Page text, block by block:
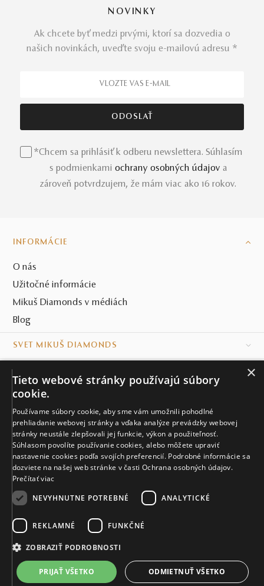
2 723 €
Vyrobíme a doručíme do 21 dní
VIAC INFO
NOVINKY
Ak chcete byť medzi prvými, ktorí sa dozvedia o
našich novinkách, uveďte svoju e-mailovú adresu *
*Chcem sa prihlásiť k odberu newslettera. Súhlasím
s podmienkami ochrany osobných údajov a
zároveň potvrdzujem, že mám viac ako 16 rokov.
INFORMÁCIE
O nás
Užitočné informácie
Mikuš Diamonds v médiách
Blog
SVET MIKUŠ DIAMONDS
KONTAKT
Naše klenotníctva
Sídlo spoločnosti
© MIKUŠ DIAMONDS, A.S. 2026. VŠETKY PRÁVA VYHRADENÉ.
×
Tieto webové stránky používajú súbory
cookie.
Používame súbory cookie, aby sme vám umožnili pohodlné
prehliadanie webovej stránky a vďaka analýze prevádzky webovej
stránky neustále zlepšovali jej funkcie, výkon a použiteľnosť.
Súhlasom povolíte používanie cookies, alebo môžete upraviť
nastavenie cookies podľa svojích preferencií. Podrobné informácie sa
dozviete na našej web stránke v časti Ochrana osobných údajov.
Prečítať viac
NEVYHNUTNE POTREBNÉ
ANALYTICKÉ
REKLAMNÉ FUNKČNÉ
ZOBRAZIŤ PODROBNOSTI
PRIJAŤ VŠETKO ODMIETNUŤ VŠETKO